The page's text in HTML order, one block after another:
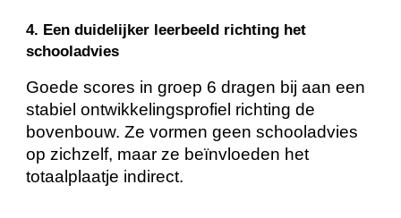
4. Een duidelijker leerbeeld richting het
schooladvies
Goede scores in groep 6 dragen bij aan een
stabiel ontwikkelingsprofiel richting de
bovenbouw. Ze vormen geen schooladvies
op zichzelf, maar ze beïnvloeden het
totaalplaatje indirect.